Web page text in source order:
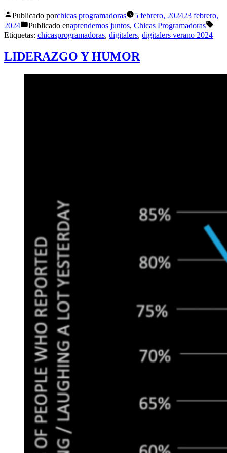
Publicado porchicas programadoras 5 febrero, 202423 febrero,
2024
Publicado enaprendemos juntos, Chicas Programadoras
Etiquetas: chicasprogramadoras, digitalers, digitalers verano 2024
LIDERAZGO Y HUMOR